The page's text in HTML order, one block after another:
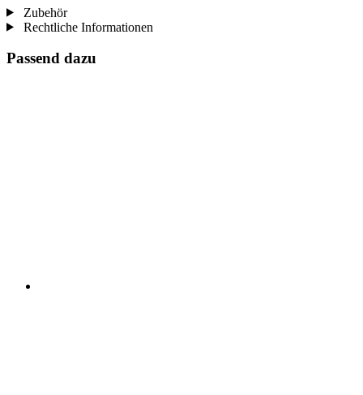
Zubehör
Rechtliche Informationen
Passend dazu